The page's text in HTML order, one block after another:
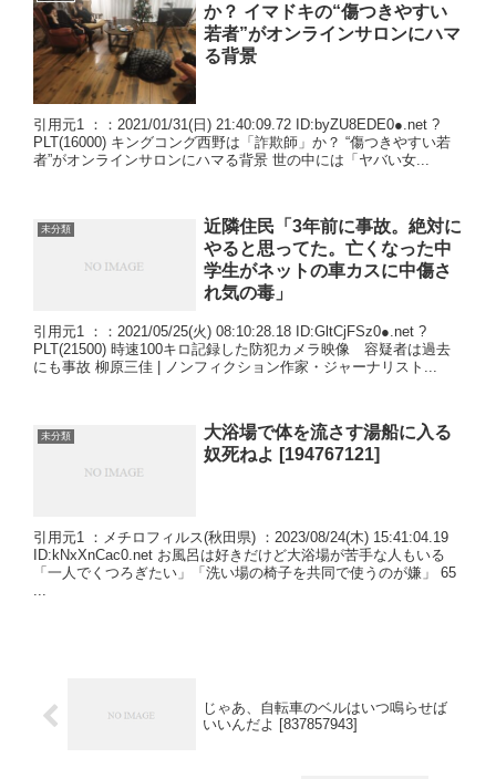
か？ イマドキの“傷つきやすい
若者”がオンラインサロンにハマ
る背景
引用元1 ：：2021/01/31(日) 21:40:09.72 ID:byZU8EDE0●.net ?
PLT(16000) キングコング西野は「詐欺師」か？ “傷つきやすい若
者”がオンラインサロンにハマる背景 世の中には「ヤバい女...
未分類
近隣住民「3年前に事故。絶対に
やると思ってた。亡くなった中
学生がネットの車カスに中傷さ
れ気の毒」
引用元1 ：：2021/05/25(火) 08:10:28.18 ID:GltCjFSz0●.net ?
PLT(21500) 時速100キロ記録した防犯カメラ映像 容疑者は過去
にも事故 柳原三佳 | ノンフィクション作家・ジャーナリスト...
未分類
大浴場で体を流さす湯船に入る
奴死ねよ [194767121]
引用元1 ：メチロフィルス(秋田県) ：2023/08/24(木) 15:41:04.19
ID:kNxXnCac0.net お風呂は好きだけど大浴場が苦手な人もいる
「一人でくつろぎたい」「洗い場の椅子を共同で使うのが嫌」 65
じゃあ、自転車のベルはいつ鳴らせば
いいんだよ [837857943]